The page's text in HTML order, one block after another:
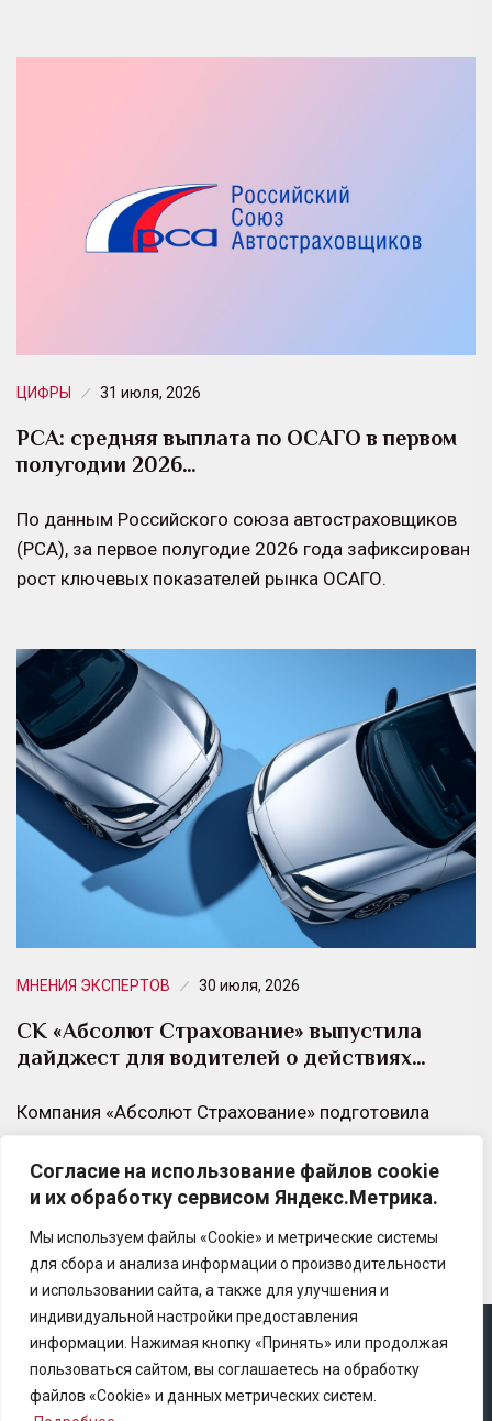
Согласие на использование файлов cookie
и их обработку сервисом Яндекс.Метрика.
Мы используем файлы «Cookie» и метрические системы
для сбора и анализа информации о производительности
и использовании сайта, а также для улучшения и
индивидуальной настройки предоставления
информации. Нажимая кнопку «Принять» или продолжая
пользоваться сайтом, вы соглашаетесь на обработку
файлов «Cookie» и данных метрических систем.
ЦИФРЫ 31 июля, 2026
РСА: средняя выплата по ОСАГО в первом
полугодии 2026…
По данным Российского союза автостраховщиков
(РСА), за первое полугодие 2026 года зафиксирован
рост ключевых показателей рынка ОСАГО.
МНЕНИЯ ЭКСПЕРТОВ 30 июля, 2026
СК «Абсолют Страхование» выпустила
дайджест для водителей о действиях…
Компания «Абсолют Страхование» подготовила
новый выпуск дайджеста корпоративного медиа
«ИРИСКИ», посвященный действиям при дорожно-
транспортных происшествиях.
Copyright © 2025 Ассоциация «Некоммерческого
партнерство содействия развитию страхового рынка
«Центр страховой безопасности»